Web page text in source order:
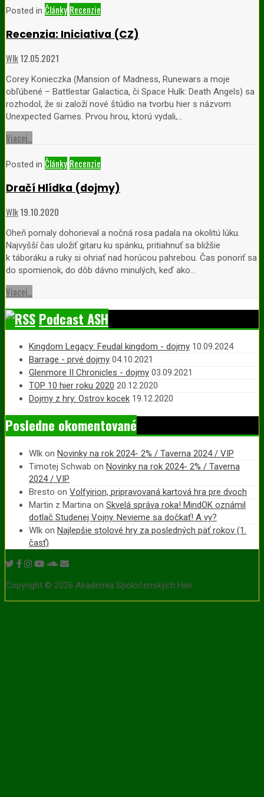
Posted in Články Recenzie
Recenzia: Iniciativa (CZ)
Wlk12.05.2021
Corey Konieczka (Mansion of Madness, Runewars a moje
obľúbené – Battlestar Galactica, či Space Hulk: Death Angels) sa
rozhodol, že si založí nové štúdio na tvorbu hier s názvom
Unexpected Games. Prvou hrou, ktorú vydali,…
Viacej...
Posted in Články Recenzie
Dračí Hlídka (dojmy)
Wlk19.10.2020
Oheň pomaly dohorieval a nočná rosa padala na okolitú lúku.
Najvyšší čas uložiť gitaru ku spánku, pritiahnuť sa bližšie
k táboráku a ruky si ohriať nad horúcou pahrebou. Čas ponoriť sa
do spomienok, do dôb dávno minulých, keď ako…
Viacej...
Podcast ASH
Kingdom Legacy: Feudal kingdom - dojmy 10.09.2024
Barrage - prvé dojmy 04.10.2021
Glenmore II Chronicles - dojmy 03.09.2021
TOP 10 hier roku 2020 20.12.2020
Dojmy z hry: Ostrov kocek 19.12.2020
Posledne okomentované
Wlk on Novinky na rok 2024- 2% / Taverna 2024 / VIP
Timotej Schwab on Novinky na rok 2024- 2% / Taverna
2024 / VIP
Bresto on Volfyirion, pripravovaná kartová hra pre dvoch
Martin z Martina on Skvelá správa roka! MindOK oznámil
dotlač Studenej Vojny. Nevieme sa dočkať! A vy?
Wlk on Najlepšie stolové hry za posledných päť rokov (1.
časť)
Copyright © 2026 Akadémia Spoločenských Hier